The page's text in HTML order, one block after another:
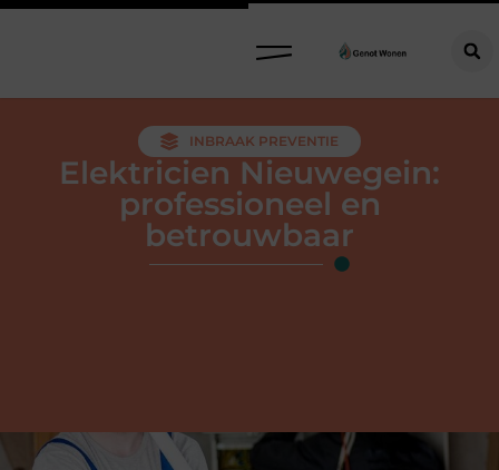
INBRAAK PREVENTIE
Elektricien Nieuwegein:
professioneel en
betrouwbaar